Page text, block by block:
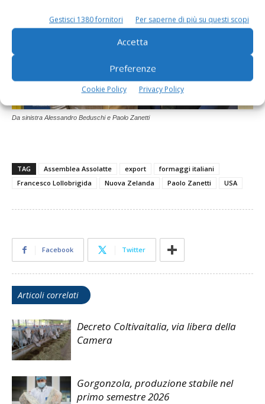
Gestisci 1380 fornitori Per saperne di più su questi scopi
Accetta
Preferenze
Cookie Policy Privacy Policy
Da sinistra Alessandro Beduschi e Paolo Zanetti
TAG Assemblea Assolatte export
formaggi italiani
Francesco Lollobrigida
Nuova Zelanda Paolo Zanetti USA
Facebook Twitter
Articoli correlati
Decreto Coltivaitalia, via libera della
Camera
Gorgonzola, produzione stabile nel
primo semestre 2026